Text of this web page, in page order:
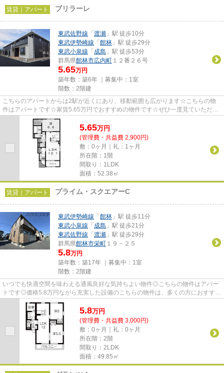
賃貸｜アパート ブリラーレ
東武佐野線 「 渡瀬 」駅 徒歩10分
東武伊勢崎線 「 館林 」駅 徒歩29分
東武小泉線 「 成島 」駅 徒歩53分
群馬県館林市広内町 １２番２６号
5.65万円
築年数：築6年 ｜募集中： 1室
階数：2階建
こちらのアパートからは2駅が近くにあり、移動範囲も広がります☆こちらの物
件はアパートです☆家賃5.65万円でおすすめの物件です☆ぜひ一度見ていただき
たい、「ブリラーレ」です☆できる...
5.65万円
(管理費・共益費 2,900円)
敷：0ヶ月｜礼：1ヶ月
所在階：1階
間取り：1LDK
面積：52.38㎡
賃貸｜アパート プライム・スクエアーC
東武伊勢崎線 「 館林 」駅 徒歩11分
東武小泉線 「 成島 」駅 徒歩21分
東武佐野線 「 渡瀬 」駅 徒歩29分
群馬県館林市栄町 １９－２５
5.8万円
築年数：築17年 ｜募集中： 1室
階数：2階建
いつでも快適空間を味わえる通風良好な気持ちよい物件◎こちらの物件はアパー
トです◎価格5.8万円ながら充実した設備のこちらの物件は、多くの方におすすめ
です◎こだわりポイント満載の...
5.8万円
(管理費・共益費 3,000円)
敷：0ヶ月｜礼：0ヶ月
所在階：2階
間取り：2LDK
面積：49.85㎡